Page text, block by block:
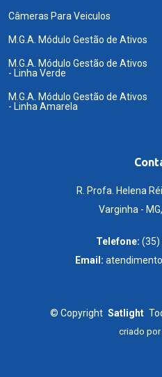
Câmeras Para Veiculos
M.G.A. Módulo Gestão de Ativos
M.G.A. Módulo Gestão de Ativos
- Linha Verde
M.G.A. Módulo Gestão de Ativos
- Linha Amarela
R. Profa. Helena
Varginha -
Telefone: (35)
Email:
© Copyright Satlight
criado por